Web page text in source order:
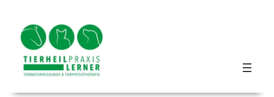
Inhalt
springen